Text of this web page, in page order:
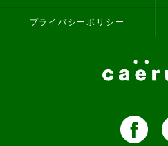
プライバシーポリシー